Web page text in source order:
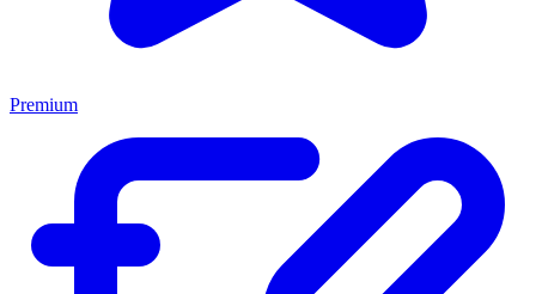
Premium